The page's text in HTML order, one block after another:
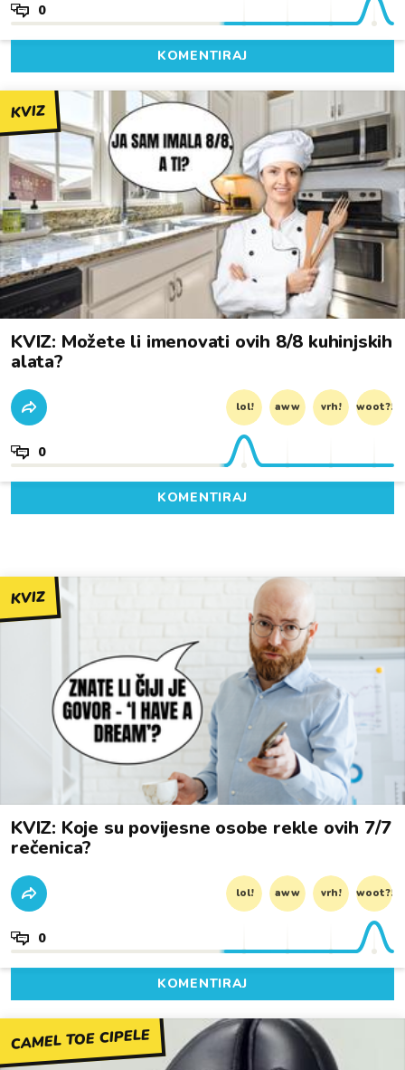
0
KOMENTIRAJ
KVIZ
KVIZ: Možete li imenovati ovih 8/8 kuhinjskih
alata?
lol! aww vrh! woot?!
0
KOMENTIRAJ
KVIZ
KVIZ: Koje su povijesne osobe rekle ovih 7/7
rečenica?
lol! aww vrh! woot?!
0
KOMENTIRAJ
CAMEL TOE CIPELE